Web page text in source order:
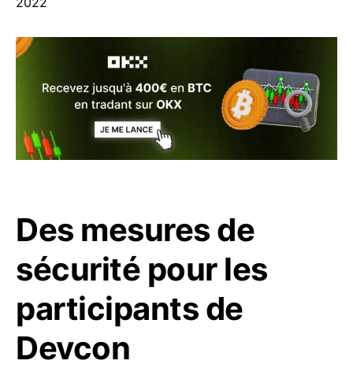
Des mesures de
sécurité pour les
participants de
Devcon